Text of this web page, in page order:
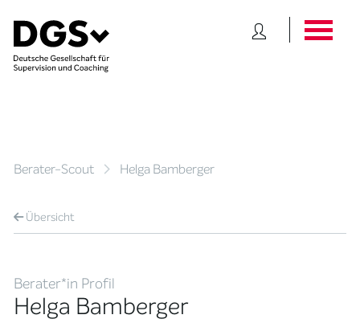
Berater-Scout Helga Bamberger
Übersicht
Berater*in Profil
Helga Bamberger